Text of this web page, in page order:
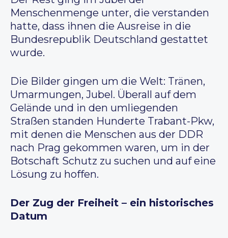
Menschenmenge unter, die verstanden
hatte, dass ihnen die Ausreise in die
Bundesrepublik Deutschland gestattet
wurde.
Die Bilder gingen um die Welt: Tränen,
Umarmungen, Jubel. Überall auf dem
Gelände und in den umliegenden
Straßen standen Hunderte Trabant-Pkw,
mit denen die Menschen aus der DDR
nach Prag gekommen waren, um in der
Botschaft Schutz zu suchen und auf eine
Lösung zu hoffen.
Der Zug der Freiheit – ein historisches
Datum